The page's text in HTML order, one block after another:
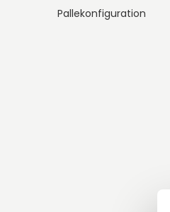
Pallekonfiguration